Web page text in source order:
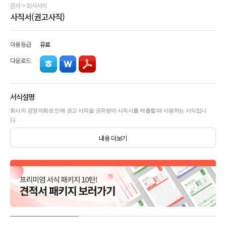
문서 >회사서식
사직서(권고사직)
이용등급
유료
다운로드
서식설명
회사의 경영악화로 인해 권고 사직을 권유받아 사직서를 제출할 때 사용하는 서식입니
다.
내용 더보기